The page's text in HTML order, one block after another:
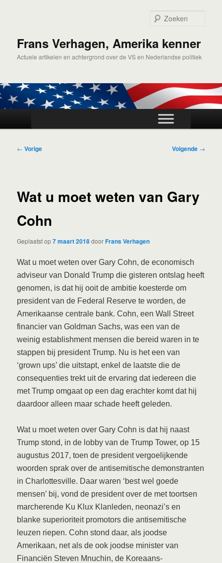
inhoudFrans Verhagen, Amerika kenner
Actuele artikelen en achtergrond over de VS en Nederlandse politiek
Bericht
← Vorige Volgende →
Wat u moet weten van Gary
Cohn
Geplaatst op7 maart 2018doorFrans Verhagen
Wat u moet weten over Gary Cohn, de economisch
adviseur van Donald Trump die gisteren ontslag heeft
genomen, is dat hij ooit de ambitie koesterde om
president van de Federal Reserve te worden, de
Amerikaanse centrale bank. Cohn, een Wall Street
financier van Goldman Sachs, was een van de
weinig establishment mensen die bereid waren in te
stappen bij president Trump. Nu is het een van
‘grown ups’ die uitstapt, enkel de laatste die de
consequenties trekt uit de ervaring dat iedereen die
met Trump omgaat op een dag erachter komt dat hij
daardoor alleen maar schade heeft geleden.
Wat u moet weten over Gary Cohn is dat hij naast
Trump stond, in de lobby van de Trump Tower, op 15
augustus 2017, toen de president vergoelijkende
woorden sprak over de antisemitische demonstranten
in Charlottesville. Daar waren ‘best wel goede
mensen’ bij, vond de president over de met toortsen
marcherende Ku Klux Klanleden, neonazi’s en
blanke superioriteit promotors die antisemitische
leuzen riepen. Cohn stond daar, als joodse
Amerikaan, net als de ook joodse minister van
Financiën Steven Mnuchin, de Koreaans-